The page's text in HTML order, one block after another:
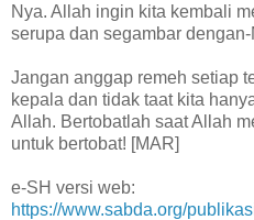
Nya. Allah ingin kita kembali
serupa dan segambar dengan-
Jangan anggap remeh setiap
kepala dan tidak taat kita
Allah. Bertobatlah saat Allah
untuk bertobat! [MAR]
e-SH versi web:
https://www.sabda.org/